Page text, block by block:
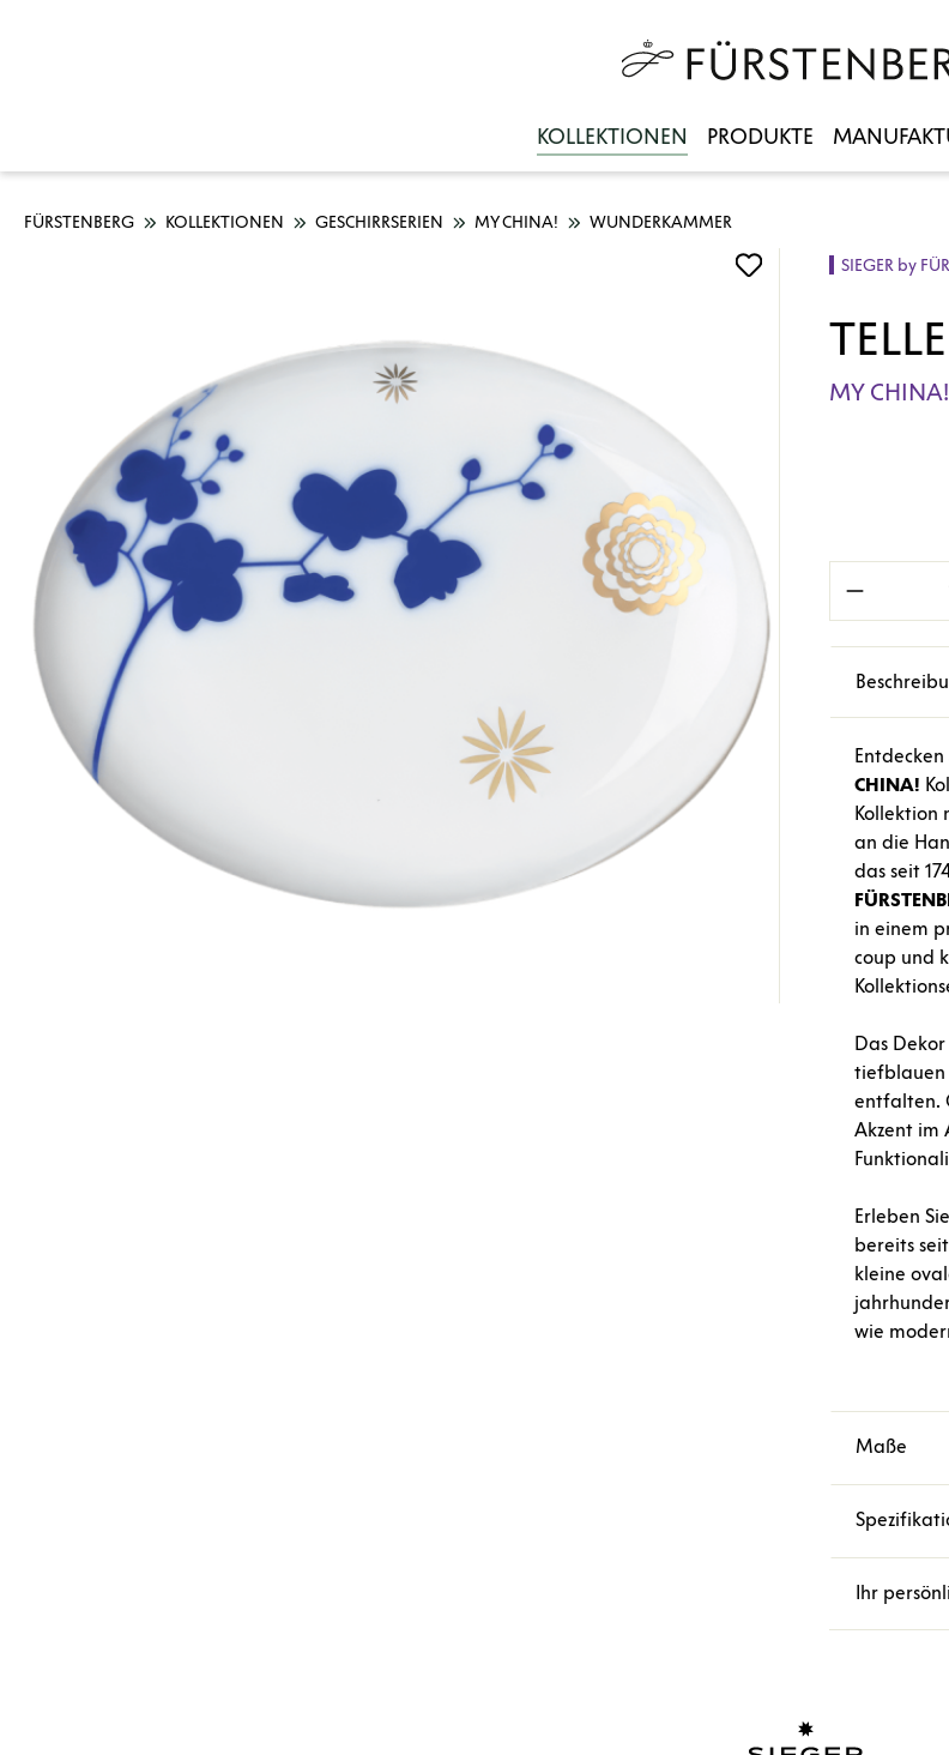
KOLLEKTIONEN PRODUKTE
FÜRSTENBERG KOLLEKTIONEN GESCHIRRSERIEN MY CHINA! WUNDERKAMMER
SIEGER by
MY
CHINA!
Kollektion
an die
das seit
in einem
coup und
Das Dekor
tiefblauen
entfalten.
Akzent im
Erleben
bereits
kleine
wie
Maße
Ihr